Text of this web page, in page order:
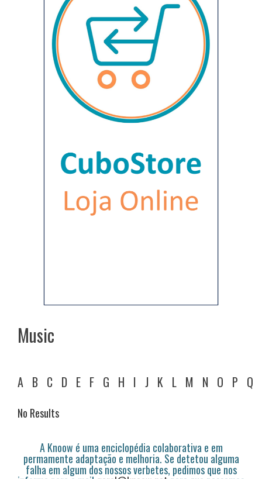
Music
A B C D E F G H I J K L M N O P Q
No Results
A Knoow é uma enciclopédia colaborativa e em
permamente adaptação e melhoria. Se detetou alguma
falha em algum dos nossos verbetes, pedimos que nos